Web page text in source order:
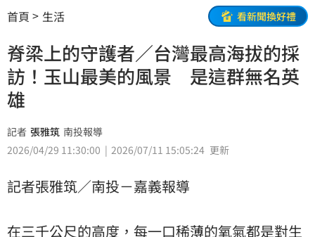
首頁 生活 看新聞換好禮
脊梁上的守護者／台灣最高海拔的採
訪！玉山最美的風景 是這群無名英
雄
記者 張雅筑 南投報導
2026/04/29 11:30:00
2026/07/11 15:05:24 更新
記者張雅筑／南投－嘉義報導
在三千公尺的高度，每一口稀薄的氧氣都是對生